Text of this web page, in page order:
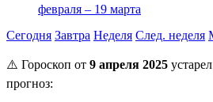
февраля – 19 марта
Сегодня Завтра Неделя След. неделя
⚠️ Гороскоп от 9 апреля 2025
прогноз: